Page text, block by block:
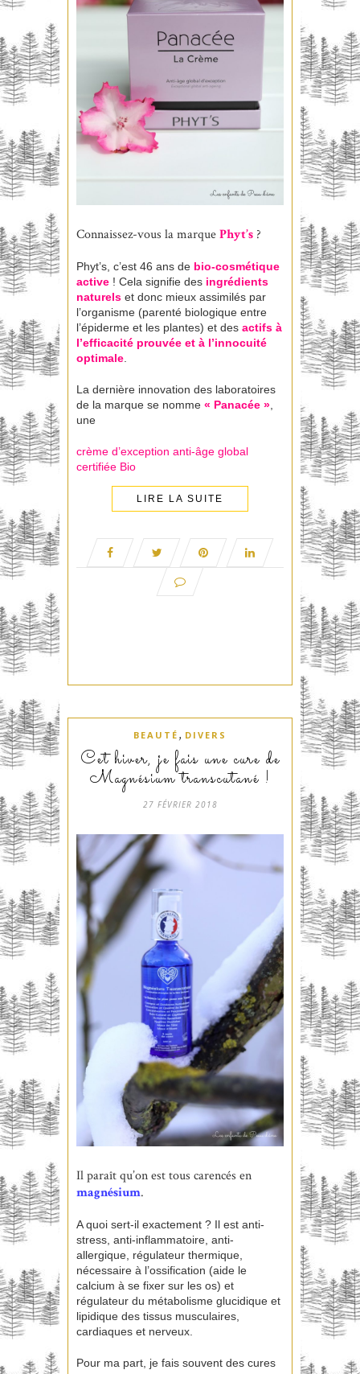
Connaissez-vous la marquePhyt’s ?
Phyt’s, c’est 46 ans de bio-cosmétique
active ! Cela signifie des ingrédients
naturels et donc mieux assimilés par
l’organisme (parenté biologique entre
l’épiderme et les plantes) et des actifs à
l’efficacité prouvée et à l’innocuité
optimale.
La dernière innovation des laboratoires
de la marque se nomme « Panacée »,
une
crème d’exception anti-âge global
certifiée Bio
LIRE LA SUITE
BEAUTÉ , DIVERS
Cet hiver, je fais une cure de
Magnésium transcutané !
27 FÉVRIER 2018
Il paraît qu’on est tous carencés en
magnésium.
A quoi sert-il exactement ? Il est anti-
stress, anti-inflammatoire, anti-
allergique, régulateur thermique,
nécessaire à l’ossification (aide le
calcium à se fixer sur les os) et
régulateur du métabolisme glucidique et
lipidique des tissus musculaires,
cardiaques et nerveux.
Pour ma part, je fais souvent des cures